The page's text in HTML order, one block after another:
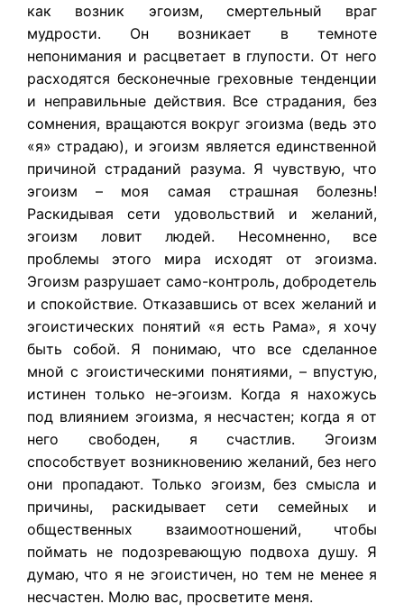
как возник эгоизм, смертельный враг
мудрости. Он возникает в темноте
непонимания и расцветает в глупости. От него
расходятся бесконечные греховные тенденции
и неправильные действия. Все страдания, без
сомнения, вращаются вокруг эгоизма (ведь это
«я» страдаю), и эгоизм является единственной
причиной страданий разума. Я чувствую, что
эгоизм – моя самая страшная болезнь!
Раскидывая сети удовольствий и желаний,
эгоизм ловит людей. Несомненно, все
проблемы этого мира исходят от эгоизма.
Эгоизм разрушает само-контроль, добродетель
и спокойствие. Отказавшись от всех желаний и
эгоистических понятий «я есть Рама», я хочу
быть собой. Я понимаю, что все сделанное
мной с эгоистическими понятиями, – впустую,
истинен только не-эгоизм. Когда я нахожусь
под влиянием эгоизма, я несчастен; когда я от
него свободен, я счастлив. Эгоизм
способствует возникновению желаний, без него
они пропадают. Только эгоизм, без смысла и
причины, раскидывает сети семейных и
общественных взаимоотношений, чтобы
поймать не подозревающую подвоха душу. Я
думаю, что я не эгоистичен, но тем не менее я
несчастен. Молю вас, просветите меня.